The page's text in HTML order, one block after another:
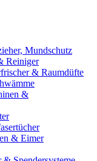
Mundschutz
Reiniger
& Raumdüfte
&
& Eimer